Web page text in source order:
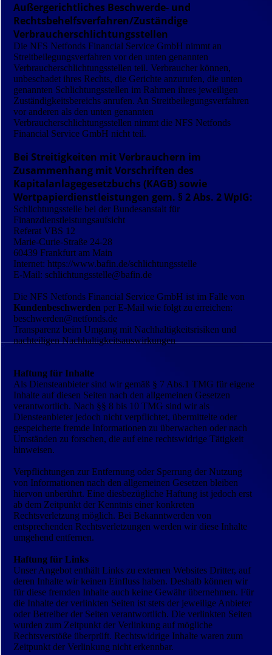
Außergerichtliches Beschwerde- und
Rechtsbehelfsverfahren/Zuständige
Verbraucherschlichtungsstellen
Die NFS Netfonds Financial Service GmbH nimmt an
Streitbeilegungsverfahren vor den unten genannten
Verbraucherschlichtungsstellen teil. Verbraucher können,
unbeschadet ihres Rechts, die Gerichte anzurufen, die unten
genannten Schlichtungsstellen im Rahmen ihres jeweiligen
Zuständigkeitsbereichs anrufen. An Streitbeilegungsverfahren
vor anderen als den unten genannten
Verbraucherschlichtungsstellen nimmt die NFS Netfonds
Financial Service GmbH nicht teil.
Bei Streitigkeiten mit Verbrauchern im
Zusammenhang mit Vorschriften des
Kapitalanlagegesetzbuchs (KAGB) sowie
Wertpapierdienstleistungen gem. § 2 Abs. 2 WpIG:
Schlichtungsstelle bei der Bundesanstalt für
Finanzdienstleistungsaufsicht
Referat VBS 12
Marie-Curie-Straße 24-28
60439 Frankfurt am Main
Internet: https://www.bafin.de/schlichtungsstelle
E-Mail: schlichtungsstelle@bafin.de
Die NFS Netfonds Financial Service GmbH ist im Falle von
Kundenbeschwerden per E-Mail wie folgt zu erreichen:
beschwerden@netfonds.de
Transparenz beim Umgang mit Nachhaltigkeitsrisiken und
nachteiligen Nachhaltigkeitsauswirkungen
Haftung für Inhalte
Als Diensteanbieter sind wir gemäß § 7 Abs.1 TMG für eigene
Inhalte auf diesen Seiten nach den allgemeinen Gesetzen
verantwortlich. Nach §§ 8 bis 10 TMG sind wir als
Diensteanbieter jedoch nicht verpflichtet, übermittelte oder
gespeicherte fremde Informationen zu überwachen oder nach
Umständen zu forschen, die auf eine rechtswidrige Tätigkeit
hinweisen.
Verpflichtungen zur Entfernung oder Sperrung der Nutzung
von Informationen nach den allgemeinen Gesetzen bleiben
hiervon unberührt. Eine diesbezügliche Haftung ist jedoch erst
ab dem Zeitpunkt der Kenntnis einer konkreten
Rechtsverletzung möglich. Bei Bekanntwerden von
entsprechenden Rechtsverletzungen werden wir diese Inhalte
umgehend entfernen.
Haftung für Links
Unser Angebot enthält Links zu externen Websites Dritter, auf
deren Inhalte wir keinen Einfluss haben. Deshalb können wir
für diese fremden Inhalte auch keine Gewähr übernehmen. Für
die Inhalte der verlinkten Seiten ist stets der jeweilige Anbieter
oder Betreiber der Seiten verantwortlich. Die verlinkten Seiten
wurden zum Zeitpunkt der Verlinkung auf mögliche
Rechtsverstöße überprüft. Rechtswidrige Inhalte waren zum
Zeitpunkt der Verlinkung nicht erkennbar.